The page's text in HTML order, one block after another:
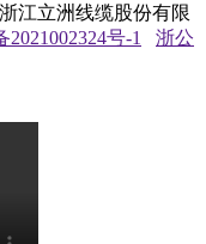
江立洲线缆股份有限
2021002324号-1
浙公